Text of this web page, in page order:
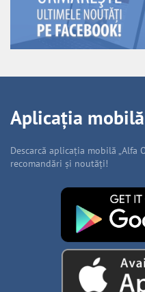
Aplicația mobilă
Descarcă aplicația mobilă „Alfa
recomandări și noutăți!